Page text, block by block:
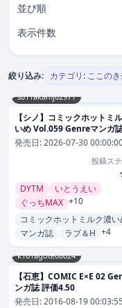
並び順
表示件数
絞り込み: カテゴリ: ここの
s011akamj02971
【シノ】コミックホットミ
いめ Vol.059 Genreマンガ
発売日:2026-07-30
投稿ス
DYTM
いとうえい
ぐっちMAX +10
コミックホットミルク濃い
マンガ誌
ラブ＆H +4
k161agote00024
【石恵】COMIC E×E 02
ンガ誌 評価4.50
発売日:2016-08-19 00:03:55